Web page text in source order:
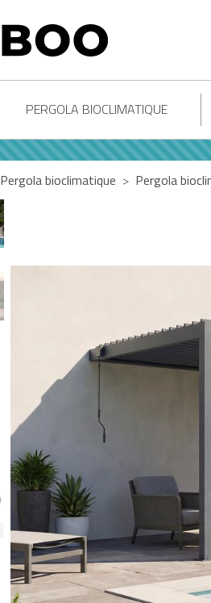
PERGOLA BIOCLIMATIQUE
Pergola bioclimatique Pergola